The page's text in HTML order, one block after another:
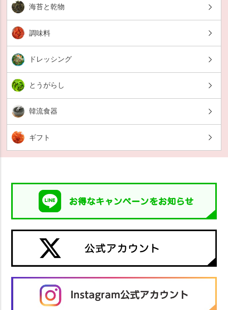
海苔と乾物
調味料
ドレッシング
とうがらし
韓流食器
ギフト